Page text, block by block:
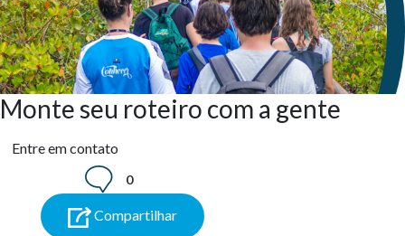
Monte seu roteiro com a gente
Entre em contato
0
Compartilhar